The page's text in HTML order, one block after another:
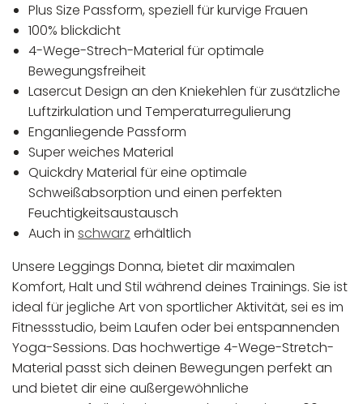
Plus Size Passform, speziell für kurvige Frauen
100% blickdicht
4-Wege-Strech-Material für optimale
Bewegungsfreiheit
Lasercut Design an den Kniekehlen für zusätzliche
Luftzirkulation und Temperaturregulierung
Enganliegende Passform
Super weiches Material
Quickdry Material für eine optimale
Schweißabsorption und einen perfekten
Feuchtigkeitsaustausch
Auch in schwarz erhältlich
Unsere Leggings Donna, bietet dir maximalen
Komfort, Halt und Stil während deines Trainings. Sie ist
ideal für jegliche Art von sportlicher Aktivität, sei es im
Fitnessstudio, beim Laufen oder bei entspannenden
Yoga-Sessions. Das hochwertige 4-Wege-Stretch-
Material passt sich deinen Bewegungen perfekt an
und bietet dir eine außergewöhnliche